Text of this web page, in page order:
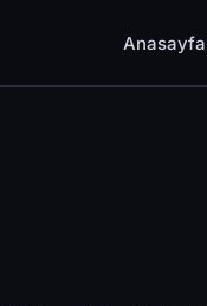
Anasayfa